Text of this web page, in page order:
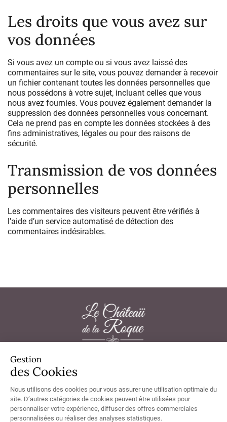
Les droits que vous avez sur
vos données
Si vous avez un compte ou si vous avez laissé des
commentaires sur le site, vous pouvez demander à recevoir
un fichier contenant toutes les données personnelles que
nous possédons à votre sujet, incluant celles que vous
nous avez fournies. Vous pouvez également demander la
suppression des données personnelles vous concernant.
Cela ne prend pas en compte les données stockées à des
fins administratives, légales ou pour des raisons de
sécurité.
Transmission de vos données
personnelles
Les commentaires des visiteurs peuvent être vérifiés à
l’aide d’un service automatisé de détection des
commentaires indésirables.
Château de la Roque 50180 Thèreval - Tél.
Chambres non accessibles aux personnes à mobilité réduite, non
accessibles en fauteuil.
Gestion
des Cookies
Nous utilisons des cookies pour vous assurer une utilisation optimale du
site. D’autres catégories de cookies peuvent être utilisées pour
personnaliser votre expérience, diffuser des offres commerciales
personnalisées ou réaliser des analyses statistiques.